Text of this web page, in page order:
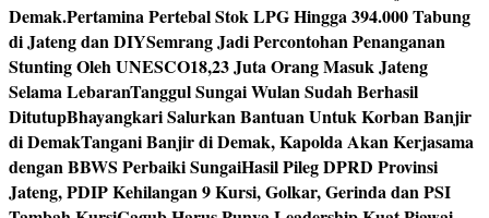
Demak.Pertamina Pertebal Stok LPG Hingga 394.000 Tabung
di Jateng dan DIYSemrang Jadi Percontohan Penanganan
Stunting Oleh UNESCO18,23 Juta Orang Masuk Jateng
Selama LebaranTanggul Sungai Wulan Sudah Berhasil
DitutupBhayangkari Salurkan Bantuan Untuk Korban Banjir
di DemakTangani Banjir di Demak, Kapolda Akan Kerjasama
dengan BBWS Perbaiki SungaiHasil Pileg DPRD Provinsi
Jateng, PDIP Kehilangan 9 Kursi, Golkar, Gerinda dan PSI